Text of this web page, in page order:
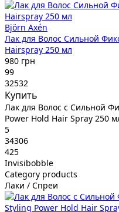
Björn Axén
Лак для Волос Сильной
Hairspray 250 мл
980 грн
99
32532
Купить
Лак для Волос с Сильной
Power Hold Hair Spray 250
5
34306
425
Invisibobble
Category products
Лаки / Спреи